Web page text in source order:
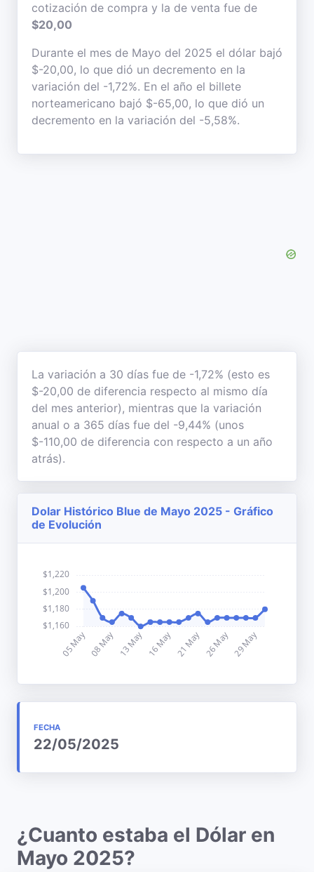
cotización de compra y la de venta fue de
$20,00
Durante el mes de Mayo del 2025 el dólar bajó
$-20,00, lo que dió un decremento en la
variación del -1,72%. En el año el billete
norteamericano bajó $-65,00, lo que dió un
decremento en la variación del -5,58%.
La variación a 30 días fue de -1,72% (esto es
$-20,00 de diferencia respecto al mismo día
del mes anterior), mientras que la variación
anual o a 365 días fue del -9,44% (unos
$-110,00 de diferencia con respecto a un año
atrás).
Dolar Histórico Blue de Mayo 2025 - Gráfico
de Evolución
FECHA
22/05/2025
¿Cuanto estaba el Dólar en
Mayo 2025?